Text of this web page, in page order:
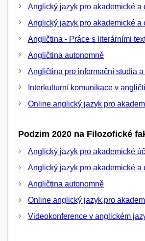
Anglický jazyk pro akademické a
Anglický jazyk pro akademické a
Angličtina - Práce s literárními
Angličtina autonomně
Angličtina pro informační studia
Interkulturní komunikace v
Online anglický jazyk pro
Podzim 2020 na Filozofické
Anglický jazyk pro akademické
Anglický jazyk pro akademické a
Angličtina autonomně
Online anglický jazyk pro
Videokonference v anglickém